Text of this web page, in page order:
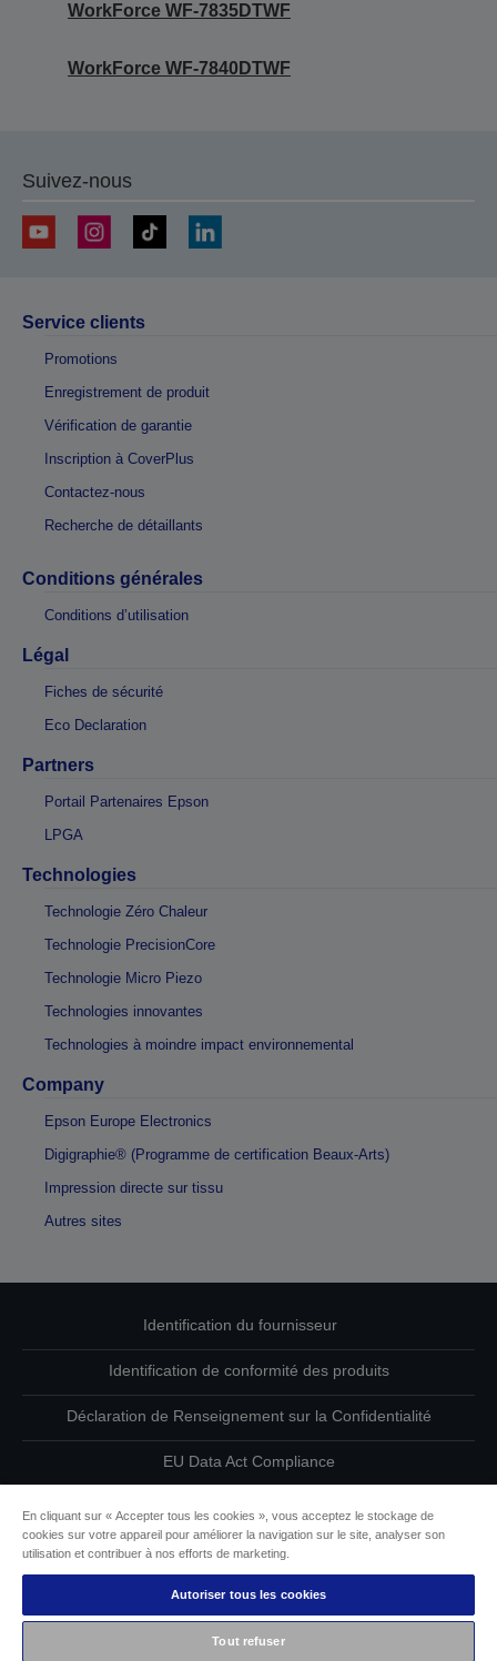
WorkForce WF-7835DTWF
WorkForce WF-7840DTWF
Suivez-nous
Service clients
Promotions
Enregistrement de produit
Vérification de garantie
Inscription à CoverPlus
Contactez-nous
Recherche de détaillants
Conditions générales
Conditions d’utilisation
Légal
Fiches de sécurité
Eco Declaration
Partners
Portail Partenaires Epson
LPGA
Technologies
Technologie Zéro Chaleur
Technologie PrecisionCore
Technologie Micro Piezo
Technologies innovantes
Technologies à moindre impact environnemental
Company
Epson Europe Electronics
Digigraphie® (Programme de certification Beaux-Arts)
Impression directe sur tissu
Autres sites
Identification du fournisseur
Identification de conformité des produits
Déclaration de Renseignement sur la Confidentialité
EU Data Act Compliance
Informations sur les cookies
L’engagement d’Epson pour l’accessibilité
En cliquant sur « Accepter tous les cookies », vous acceptez le stockage de
cookies sur votre appareil pour améliorer la navigation sur le site, analyser son
utilisation et contribuer à nos efforts de marketing.
Autoriser tous les cookies
Tout refuser